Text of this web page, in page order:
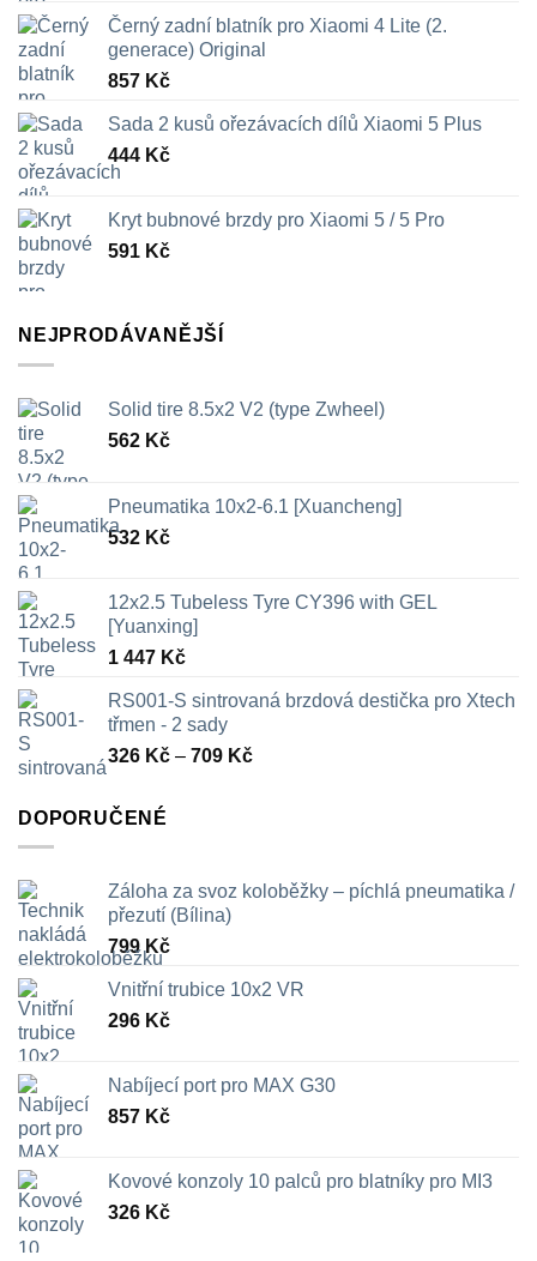
Černý zadní blatník pro Xiaomi 4 Lite (2.
generace) Original
857 Kč
Sada 2 kusů ořezávacích dílů Xiaomi 5 Plus
444 Kč
Kryt bubnové brzdy pro Xiaomi 5 / 5 Pro
591 Kč
NEJPRODÁVANĚJŠÍ
Solid tire 8.5x2 V2 (type Zwheel)
562 Kč
Pneumatika 10x2-6.1 [Xuancheng]
532 Kč
12x2.5 Tubeless Tyre CY396 with GEL
[Yuanxing]
1 447 Kč
RS001-S sintrovaná brzdová destička pro Xtech
třmen - 2 sady
326 Kč – 709 KčRozpětí
DOPORUČENÉ
Záloha za svoz koloběžky – píchlá pneumatika /
přezutí (Bílina)
799Kč
Vnitřní trubice 10x2 VR
296 Kč
Nabíjecí port pro MAX G30
857 Kč
Kovové konzoly 10 palců pro blatníky pro MI3
326 Kč